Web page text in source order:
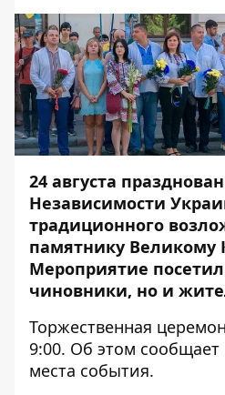
24 августа
Независимости
традиционного
памятнику Великому
Мероприятие
чиновники, но и
Торжественная
9:00. Об этом сообщает
места события.